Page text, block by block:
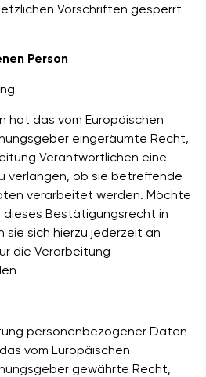
Vorschriften gesperrt
Person
hat das vom Europäischen
eingeräumte Recht,
Verantwortlichen eine
verlangen, ob sie betreffende
verarbeitet werden. Möchte
dieses Bestätigungsrecht in
sie sich hierzu jederzeit an
die Verarbeitung
personenbezogener Daten
vom Europäischen
gewährte Recht,